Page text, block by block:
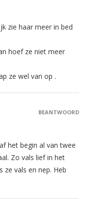
zie haar meer in bed
hoef ze niet meer
ze wel van op .
het begin al van twee
Zo vals lief in het
vals en nep. Heb
BEANTWOORD